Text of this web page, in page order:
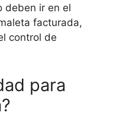
deben ir en el
facturada,
control de
para